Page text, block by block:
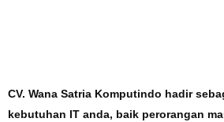
CV. Wana Satria Komputindo hadir
kebutuhan IT anda, baik perorangan